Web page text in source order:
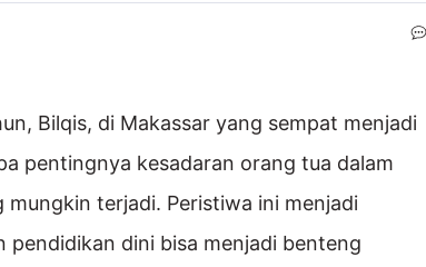
Bilqis, di Makassar yang sempat menjadi
pentingnya kesadaran orang tua dalam
terjadi. Peristiwa ini menjadi
dini bisa menjadi benteng